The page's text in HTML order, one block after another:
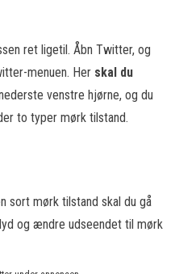
ret ligetil. Åbn Twitter, og
menuen. Her skal du
venstre hjørne, og du
to typer mørk tilstand.
sort mørk tilstand skal du gå
og ændre udseendet til mørk